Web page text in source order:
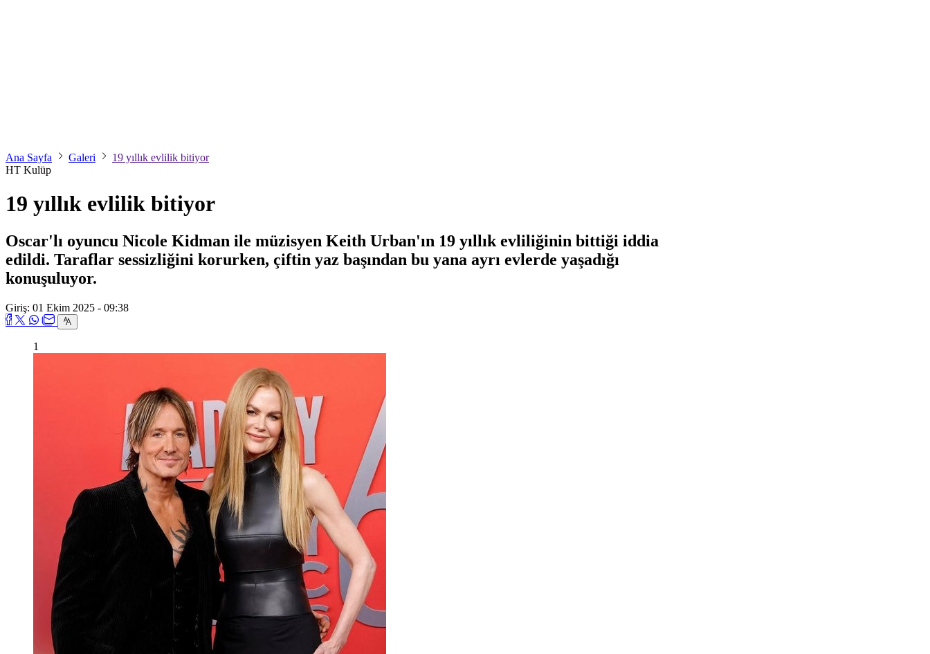
Ana Sayfa Galeri
19 yıllık evlilik bitiyor
HT Kulüp
19 yıllık evlilik bitiyor
Oscar'lı oyuncu Nicole Kidman ile müzisyen Keith Urban'ın 19 yıllık evliliğinin bittiği iddia
edildi. Taraflar sessizliğini korurken, çiftin yaz başından bu yana ayrı evlerde yaşadığı
konuşuluyor.
Giriş: 01 Ekim 2025 - 09:38
1